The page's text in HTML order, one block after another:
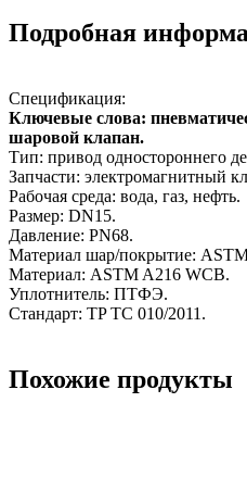
Подробная
Спецификация:
Ключевые слова:
шаровой клапан.
Тип: привод одностороннего
Запчасти: электромагнитный
Рабочая среда: вода, газ, нефть.
Размер: DN15.
Давление: PN68.
Материал шар/покрытие:
Материал: ASTM A216 WCB.
Уплотнитель: ПТФЭ.
Стандарт: TP TC 010/2011.
Похожие продукты